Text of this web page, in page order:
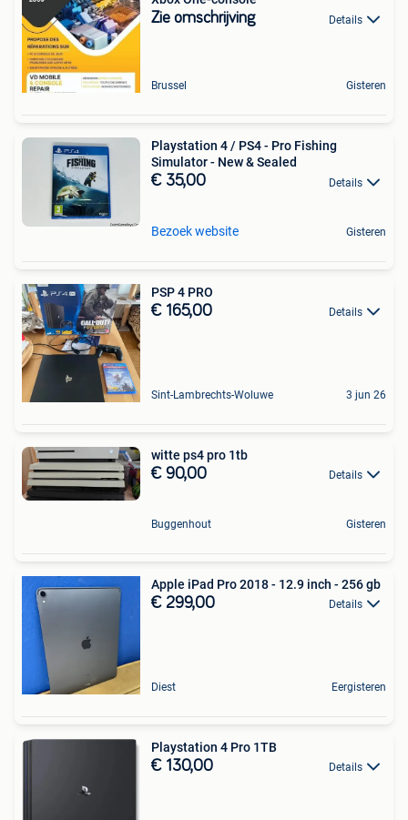
Zie omschrijving Details
Brussel Gisteren
Playstation 4 / PS4 - Pro Fishing
Simulator - New & Sealed
€ 35,00 Details
Bezoek website Gisteren
PSP 4 PRO
€ 165,00 Details
Sint-Lambrechts-Woluwe 3 jun 26
witte ps4 pro 1tb
€ 90,00 Details
Buggenhout Gisteren
Apple iPad Pro 2018 - 12.9 inch - 256 gb
€ 299,00 Details
Diest Eergisteren
Playstation 4 Pro 1TB
€ 130,00 Details